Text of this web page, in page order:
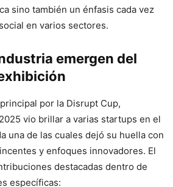
sino también un énfasis cada vez
en varios sectores.
emergen del
por la Disrupt Cup,
vio brillar a varias startups en el
una de las cuales dejó su huella con
y enfoques innovadores. El
destacadas dentro de
específicas: